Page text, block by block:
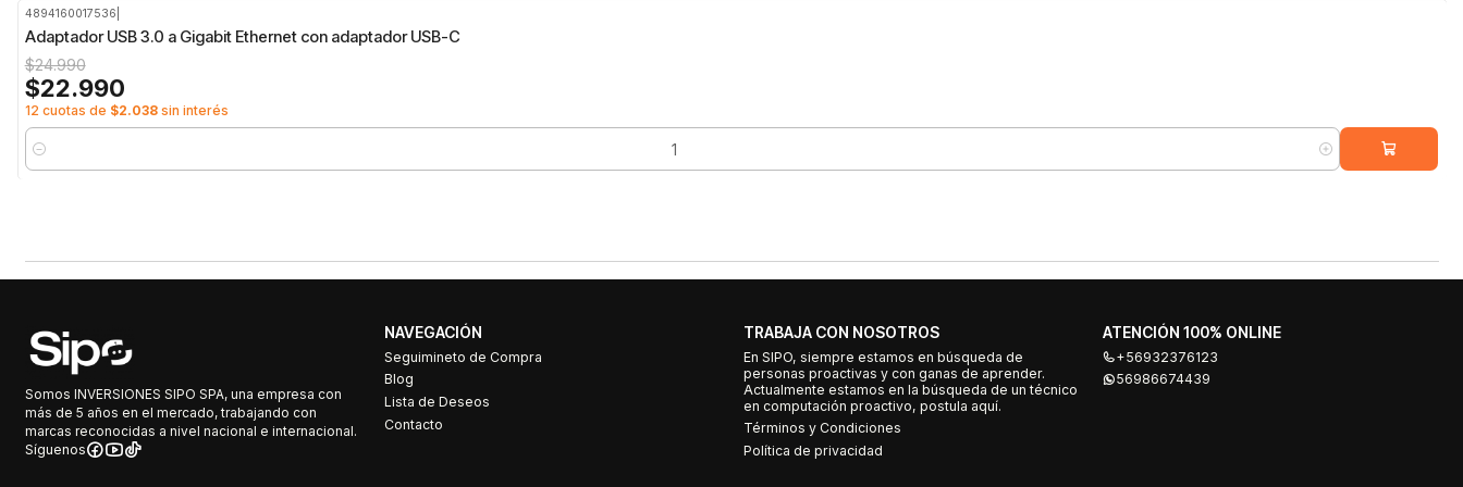
4894160017536
Adaptador USB 3.0 a Gigabit Ethernet con adaptador USB-C
$24.990
$22.990
12 cuotas de $2.038sin interés
Cantidad
Somos INVERSIONES SIPO SPA, una empresa con
más de 5 años en el mercado, trabajando con
marcas reconocidas a nivel nacional e internacional.
Síguenos
NAVEGACIÓN
Seguimineto de Compra
Blog
Lista de Deseos
Contacto
TRABAJA CON NOSOTROS
En SIPO, siempre estamos en búsqueda de
personas proactivas y con ganas de aprender.
Actualmente estamos en la búsqueda de un técnico
en computación proactivo, postula aquí.
Términos y Condiciones
Política de privacidad
ATENCIÓN 100% ONLINE
+56932376123
56986674439